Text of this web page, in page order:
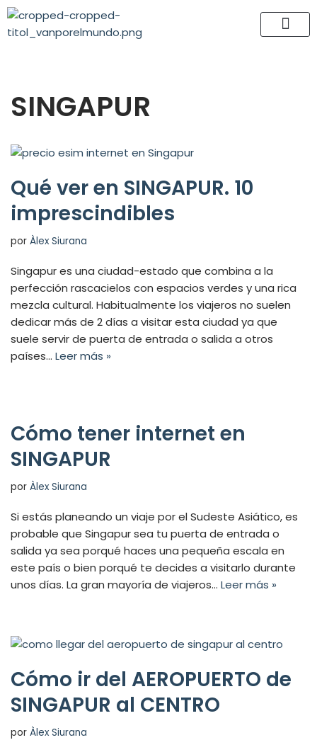
Saltar
SINGAPUR
Qué ver en SINGAPUR. 10
imprescindibles
por Àlex Siurana
Singapur es una ciudad-estado que combina a la
perfección rascacielos con espacios verdes y una rica
mezcla cultural. Habitualmente los viajeros no suelen
dedicar más de 2 días a visitar esta ciudad ya que
suele servir de puerta de entrada o salida a otros
países… Leer más »
Cómo tener internet en
SINGAPUR
por Àlex Siurana
Si estás planeando un viaje por el Sudeste Asiático, es
probable que Singapur sea tu puerta de entrada o
salida ya sea porqué haces una pequeña escala en
este país o bien porqué te decides a visitarlo durante
unos días. La gran mayoría de viajeros… Leer más »
Cómo ir del AEROPUERTO de
SINGAPUR al CENTRO
por Àlex Siurana